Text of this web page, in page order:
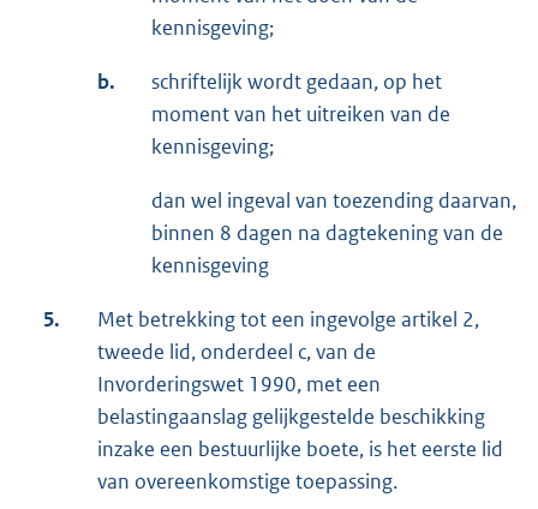
kennisgeving;
b.
schriftelijk wordt gedaan, op het
moment van het uitreiken van de
kennisgeving;
dan wel ingeval van toezending daarvan,
binnen 8 dagen na dagtekening van de
kennisgeving
5.
Met betrekking tot een ingevolge artikel 2,
tweede lid, onderdeel c, van de
Invorderingswet 1990, met een
belastingaanslag gelijkgestelde beschikking
inzake een bestuurlijke boete, is het eerste lid
van overeenkomstige toepassing.